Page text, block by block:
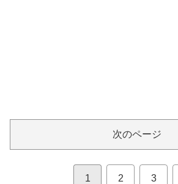
次のページ
1 2 3